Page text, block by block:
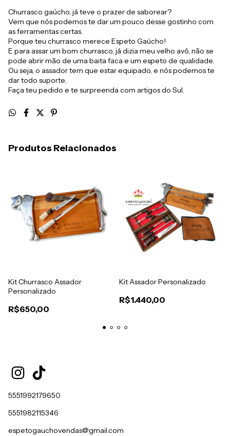
Churrasco gaúcho, já teve o prazer de saborear?
Vem que nós podemos te dar um pouco desse gostinho com
as ferramentas certas.
Porque teu churrasco merece Espeto Gaúcho!
E para assar um bom churrasco, já dizia meu velho avô, não se
pode abrir mão de uma baita faca e um espeto de qualidade.
Ou seja, o assador tem que estar equipado, e nós podemos te
dar todo suporte.
Faça teu pedido e te surpreenda com artigos do Sul.
Produtos Relacionados
Kit Churrasco Assador
Personalizado
R$650,00
Kit Assador Personalizado
R$1.440,00
5551992179650
5551982115346
espetogauchovendas@gmail.com